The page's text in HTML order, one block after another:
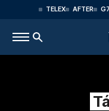
TELEX AFTER G7